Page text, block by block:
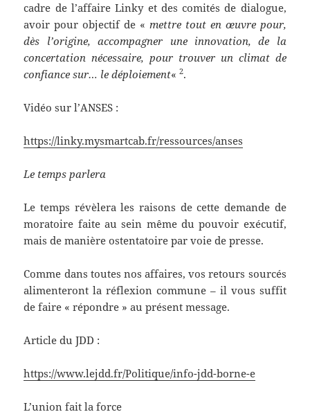
cadre de l’affaire Linky et des comités de dialogue,
avoir pour objectif de « mettre tout en œuvre pour,
dès l’origine, accompagner une innovation, de la
concertation nécessaire, pour trouver un climat de
confiance sur… le déploiement«2.
Vidéo sur l’ANSES :
https://linky.mysmartcab.fr/ressources/anses
Le temps parlera
Le temps révèlera les raisons de cette demande de
moratoire faite au sein même du pouvoir exécutif,
mais de manière ostentatoire par voie de presse.
Comme dans toutes nos affaires, vos retours sourcés
alimenteront la réflexion commune – il vous suffit
de faire « répondre » au présent message.
Article du JDD :
https://www.lejdd.fr/Politique/info-jdd-borne-e
L’union fait la force